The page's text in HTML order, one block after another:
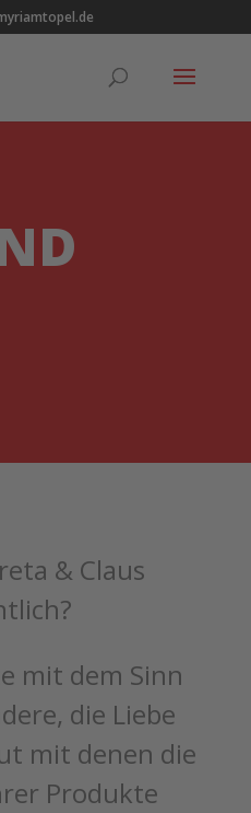
& Claus
mit dem Sinn
die Liebe
mit denen die
Produkte